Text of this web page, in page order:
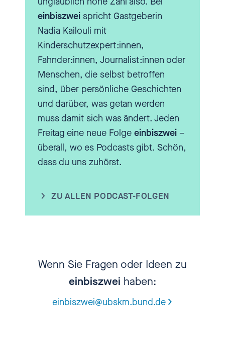
[00:02:11.660] - Astrid
Helling-Bakki
Hallo!
[00:02:12.120] - Nadia
Kailouli
Hallo. Frau Helling-Bakki, Sie sind
Geschäftsführerin der Childhood
das genau?
Die World Childhood Foundation
ist eine gemeinnützige Stiftung.
einbiszwei spricht Gastgeberin
Nadia Kailouli mit
Kinderschutzexpert:innen,
Fahnder:innen, Journalist:innen oder
Menschen, die selbst betroffen
sind, über persönliche Geschichten
und darüber, was getan werden
muss damit sich was ändert. Jeden
Freitag eine neue Folge einbiszwei –
überall, wo es Podcasts gibt. Schön,
dass du uns zuhörst.
ZU ALLEN PODCAST-FOLGEN
Wenn Sie Fragen oder Ideen zu
einbiszwei haben:
einbiszwei@ubskm.bund.de